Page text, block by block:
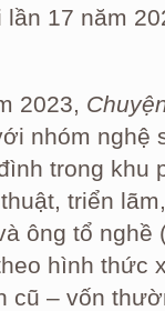
lần 17 năm
2023,
nhóm nghệ
trong khu
triển
ông tổ
hình thức
cũ – vốn